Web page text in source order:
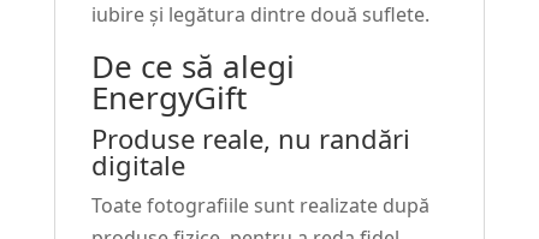
iubire și legătura dintre două suflete.
De ce să alegi
EnergyGift
Produse reale, nu randări
digitale
Toate fotografiile sunt realizate după